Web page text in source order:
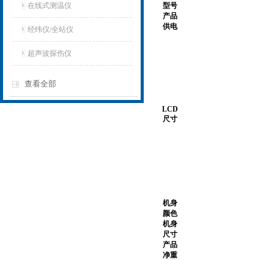
在线式测温仪
经纬仪/全站仪
超声波探伤仪
查看全部
型号
产品
供电
LCD
尺寸
机身
颜色
机身
尺寸
产品
净重